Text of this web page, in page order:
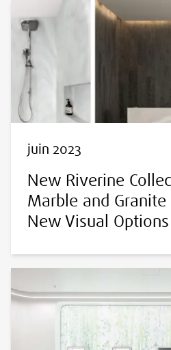
juin 2023
New Riverine
Marble and Granite
New Visual